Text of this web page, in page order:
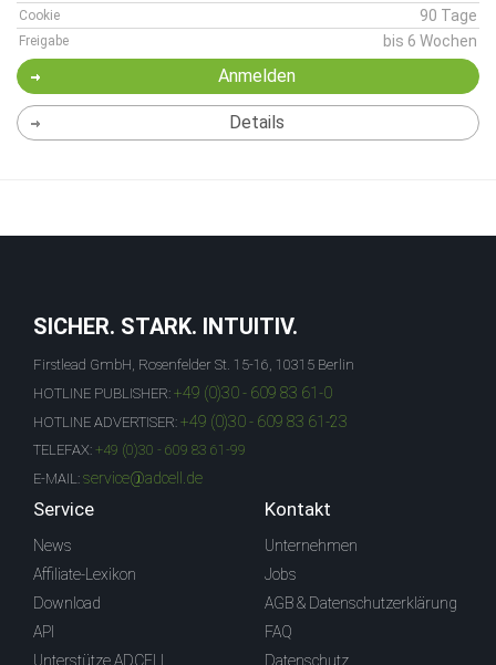
Cookie 90 Tage
Freigabe bis 6 Wochen
Anmelden
Details
SICHER. STARK. INTUITIV.
Firstlead GmbH, Rosenfelder St. 15-16, 10315 Berlin
HOTLINE PUBLISHER: +49 (0)30 - 609 83 61-0
HOTLINE ADVERTISER: +49 (0)30 - 609 83 61-23
TELEFAX: +49 (0)30 - 609 83 61-99
E-MAIL: service@adcell.de
Service
News
Affiliate-Lexikon
Download
API
Unterstütze ADCELL
Kontakt
Unternehmen
Jobs
AGB & Datenschutzerklärung
FAQ
Datenschutz